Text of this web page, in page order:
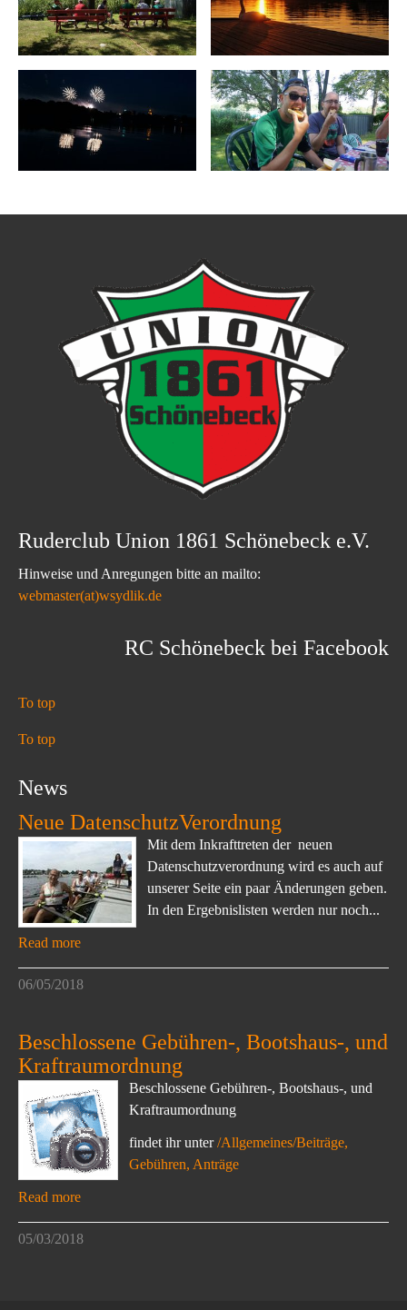
Ruderclub Union 1861 Schönebeck e.V.
Hinweise und Anregungen bitte an mailto:
webmaster(at)wsydlik.de
RC Schönebeck bei Facebook
To top
To top
News
Neue DatenschutzVerordnung
Mit dem Inkrafttreten der neuen
Datenschutzverordnung wird es auch auf
unserer Seite ein paar Änderungen geben.
In den Ergebnislisten werden nur noch...
Read more
06/05/2018
Beschlossene Gebühren-, Bootshaus-, und
Kraftraumordnung
Beschlossene Gebühren-, Bootshaus-, und
Kraftraumordnung
findet ihr unter/Allgemeines/Beiträge,
Gebühren, Anträge
Read more
05/03/2018